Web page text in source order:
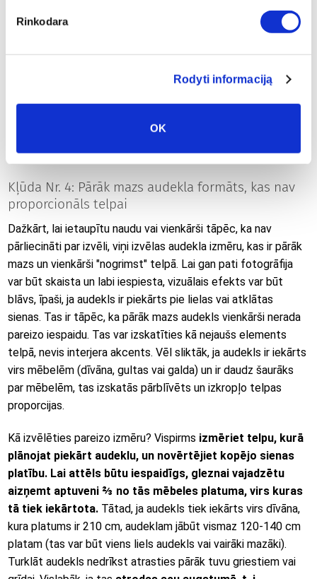
Rinkodara
Rodyti informaciją
OK
tekstu nošķirtu no attēla.
Izvēlieties pareizo vietu teksta ievietošanai.Tekstam
minimālisma, elegances, rotaļīguma vai klasikas.
Kļūda Nr. 4: Pārāk mazs audekla formāts, kas nav
proporcionāls telpai
Dažkārt, lai ietaupītu naudu vai vienkārši tāpēc, ka nav
pārliecināti par izvēli, viņi izvēlas audekla izmēru, kas ir pārāk
mazs un vienkārši "nogrimst" telpā. Lai gan pati fotogrāfija
var būt skaista un labi iespiesta, vizuālais efekts var būt
blāvs, īpaši, ja audekls ir piekārts pie lielas vai atklātas
sienas. Tas ir tāpēc, ka pārāk mazs audekls vienkārši nerada
pareizo iespaidu. Tas var izskatīties kā nejaušs elements
telpā, nevis interjera akcents. Vēl sliktāk, ja audekls ir iekārts
virs mēbelēm (dīvāna, gultas vai galda) un ir daudz šaurāks
par mēbelēm, tas izskatās pārblīvēts un izkropļo telpas
proporcijas.
Kā izvēlēties pareizo izmēru? Vispirms izmēriet telpu, kurā
plānojat piekārt audeklu, un novērtējiet kopējo sienas
platību. Lai attēls būtu iespaidīgs, gleznai vajadzētu
aizņemt aptuveni ⅔ no tās mēbeles platuma, virs kuras
tā tiek iekārtota. Tātad, ja audekls tiek iekārts virs dīvāna,
kura platums ir 210 cm, audeklam jābūt vismaz 120-140 cm
platam (tas var būt viens liels audekls vai vairāki mazāki).
Turklāt audekls nedrīkst atrasties pārāk tuvu griestiem vai